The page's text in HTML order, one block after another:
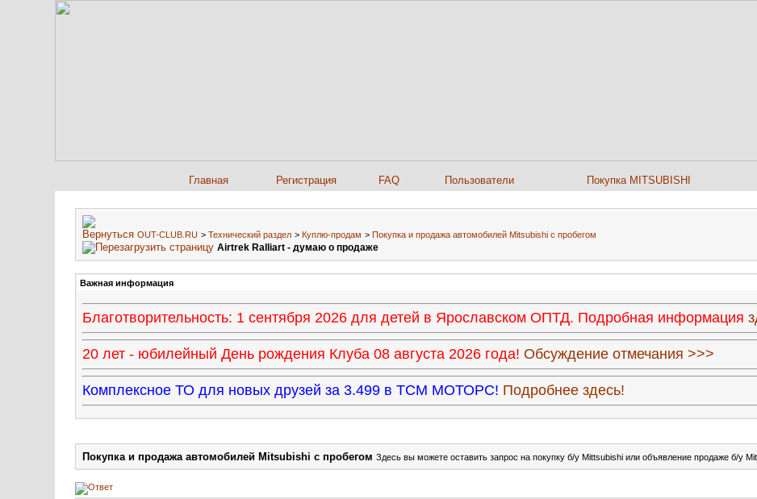
Главная Регистрация FAQ Пользователи Покупка MITSUBISHI
OUT-CLUB.RU > Технический раздел > Куплю-продам > Покупка и продажа автомобилей Mitsubishi с пробегом
Airtrek Ralliart - думаю о продаже
Важная информация
Благотворительность: 1 сентября 2026 для детей в Ярославском ОПТД. Подробная информация
20 лет - юбилейный День рождения Клуба 08 августа 2026 года! Обсуждение отмечания >>>
Комплексное ТО для новых друзей за 3.499 в ТСМ МОТОРС! Подробнее здесь!
Покупка и продажа автомобилей Mitsubishi с пробегом Здесь вы можете оставить запрос на покупку б/у Mittsubishi или объявление продаже б/у